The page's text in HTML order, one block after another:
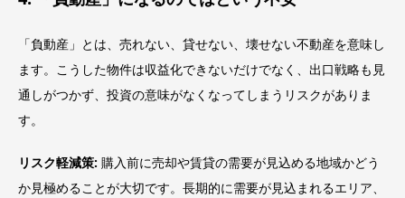
「負動産」とは、売れない、貸せない、壊せない不動産を意味し
ます。こうした物件は収益化できないだけでなく、出口戦略も見
通しがつかず、投資の意味がなくなってしまうリスクがありま
す。
リスク軽減策: 購入前に売却や賃貸の需要が見込める地域かどう
か見極めることが大切です。長期的に需要が見込まれるエリア、